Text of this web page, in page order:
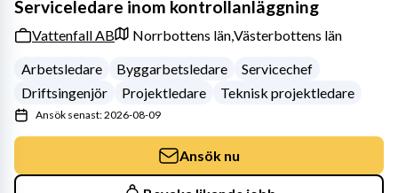
Serviceledare inom kontrollanläggning
Vattenfall AB Norrbottens län,Västerbottens län
Arbetsledare
Byggarbetsledare
Servicechef
Driftsingenjör
Projektledare Teknisk projektledare
Ansök senast: 2026-08-09
Ansök nu